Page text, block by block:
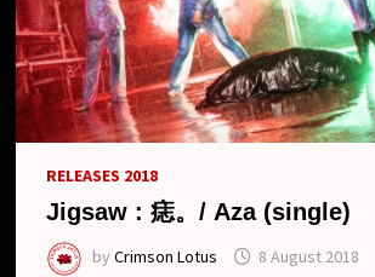
RELEASES 2018
Jigsaw : 痣。/ Aza (single)
byCrimson Lotus 8 August 2018